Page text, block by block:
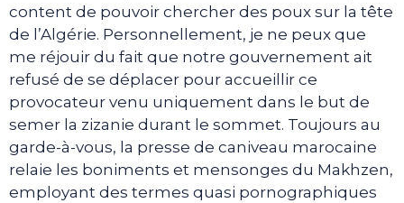
content de pouvoir chercher des poux sur la tête
de l’Algérie. Personnellement, je ne peux que
me réjouir du fait que notre gouvernement ait
refusé de se déplacer pour accueillir ce
provocateur venu uniquement dans le but de
semer la zizanie durant le sommet. Toujours au
garde-à-vous, la presse de caniveau marocaine
relaie les boniments et mensonges du Makhzen,
employant des termes quasi pornographiques